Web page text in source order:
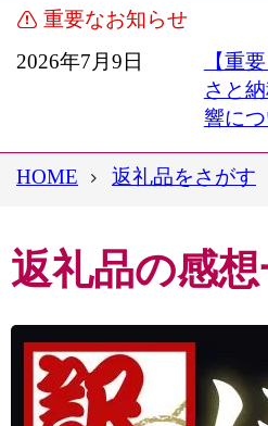
重要なお知らせ
2026年7月9日
【重
さと
響に
HOME 返礼品をさがす
返礼品の感